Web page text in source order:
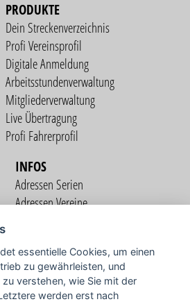
PRODUKTE
Dein Streckenverzeichnis
Profi Vereinsprofil
Digitale Anmeldung
Arbeitsstundenverwaltung
Mitgliederverwaltung
Live Übertragung
Profi Fahrerprofil
INFOS
Adressen Serien
Adressen Vereine
COMMUNITY
essentielle Cookies, um einen
zu gewährleisten, und
verstehen, wie Sie mit der
werden erst nach